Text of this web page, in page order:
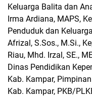
Keluarga Balita dan
Irma Ardiana, MAPS,
Penduduk dan
Afrizal, S.Sos., M.Si.,
Riau, Mhd. Irzal, SE.,
Dinas Pendidikan
Kab. Kampar,
Kab. Kampar, PKB/